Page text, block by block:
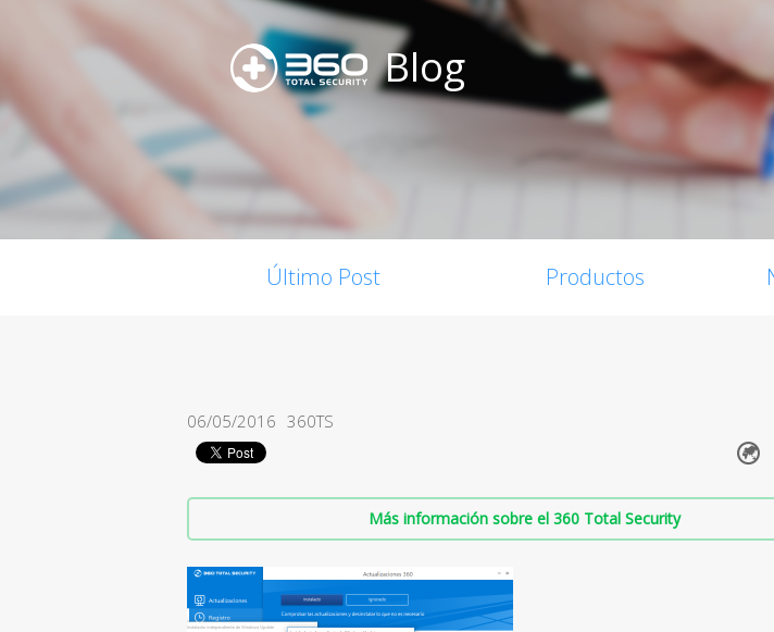
Blog
Último Post Productos
06/05/2016 360TS
Más información sobre el 360 Total Security